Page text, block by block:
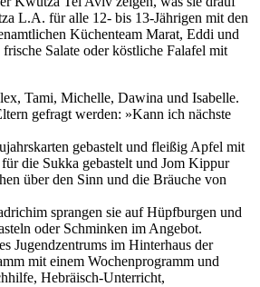
L.A. für alle 12- bis 13-Jährigen mit den
Küchenteam Marat, Eddi und
Salate oder köstliche Falafel mit
Tami, Michelle, Dawina und Isabelle.
gefragt werden: »Kann ich nächste
gebastelt und fleißig Apfel mit
die Sukka gebastelt und Jom Kippur
über den Sinn und die Bräuche von
sprangen sie auf Hüpfburgen und
oder Schminken im Angebot.
Jugendzentrums im Hinterhaus der
mit einem Wochenprogramm und
Hebräisch-Unterricht,